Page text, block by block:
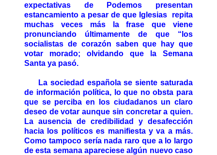
expectativas de Podemos presentan
estancamiento a pesar de que Iglesias repita
muchas veces más la frase que viene
pronunciando últimamente de que “los
socialistas de corazón saben que hay que
votar morado; olvidando que la Semana
Santa ya pasó.
La sociedad española se siente saturada
de información política, lo que no obsta para
que se perciba en los ciudadanos un claro
deseo de votar aunque sin concretar a quien.
La ausencia de credibilidad y desafección
hacia los políticos es manifiesta y va a más.
Como tampoco sería nada raro que a lo largo
de esta semana apareciese algún nuevo caso